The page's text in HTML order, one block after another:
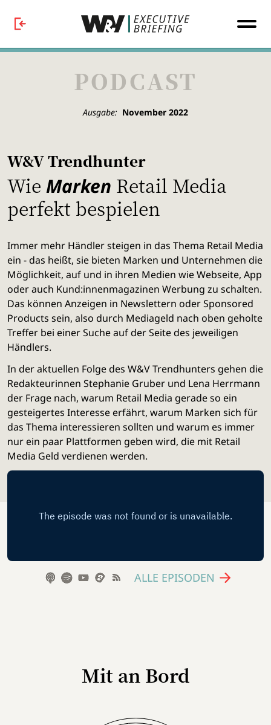
PODCAST
Ausgabe: November 2022
W&V Trendhunter
Wie Marken Retail Media
perfekt bespielen
Immer mehr Händler steigen in das Thema Retail Media
ein - das heißt, sie bieten Marken und Unternehmen die
Möglichkeit, auf und in ihren Medien wie Webseite, App
oder auch Kund:innenmagazinen Werbung zu schalten.
Das können Anzeigen in Newslettern oder Sponsored
Products sein, also durch Mediageld nach oben geholte
Treffer bei einer Suche auf der Seite des jeweiligen
Händlers.
In der aktuellen Folge des W&V Trendhunters gehen die
Redakteurinnen Stephanie Gruber und Lena Herrmann
der Frage nach, warum Retail Media gerade so ein
gesteigertes Interesse erfährt, warum Marken sich für
das Thema interessieren sollten und warum es immer
nur ein paar Plattformen geben wird, die mit Retail
Media Geld verdienen werden.
ALLE EPISODEN
Mit an Bord